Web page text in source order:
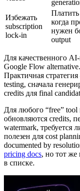
Избежать
subscription
lock-in
Платить
когда
нужен
output
Для качественного
Google Flow
Практичная
testing, сначала
credits для final
Для любого “free” tool
обновляются credits,
watermark, требуется
полезен для cost
documented by
pricing docs, но тот же
в списке.